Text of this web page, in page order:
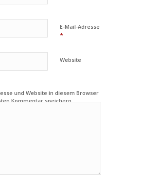
E-Mail-Adresse
*
Website
und Website in diesem Browser
Kommentar speichern.